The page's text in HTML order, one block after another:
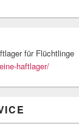
für Flüchtlinge
haftlager/